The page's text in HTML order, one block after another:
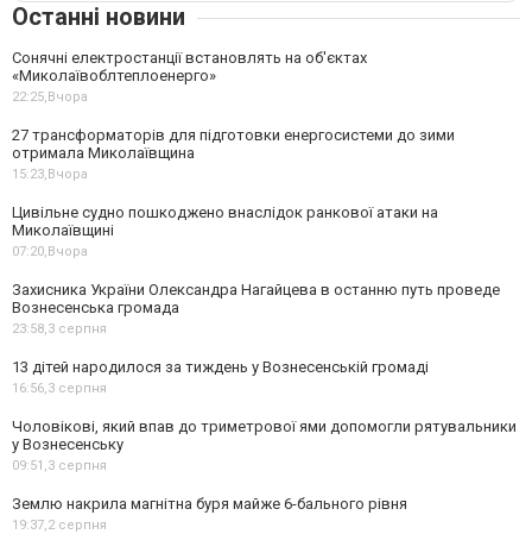
Останні новини
Сонячні електростанції встановлять на об'єктах
«Миколаївоблтеплоенерго»
22:25,Вчора
27 трансформаторів для підготовки енергосистеми до зими
отримала Миколаївщина
15:23,Вчора
Цивільне судно пошкоджено внаслідок ранкової атаки на
Миколаївщині
07:20,Вчора
Захисника України Олександра Нагайцева в останню путь проведе
Вознесенська громада
23:58,3 серпня
13 дітей народилося за тиждень у Вознесенській громаді
16:56,3 серпня
Чоловікові, який впав до триметрової ями допомогли рятувальники
у Вознесенську
09:51,3 серпня
Землю накрила магнітна буря майже 6-бального рівня
19:37,2 серпня